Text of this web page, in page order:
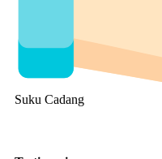
Suku Cadang